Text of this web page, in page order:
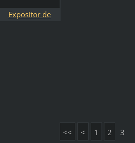
Expositor de
<<
< 1 2 3